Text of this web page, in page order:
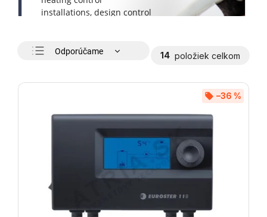
Odporúčame
14 položiek celkom
–36 %